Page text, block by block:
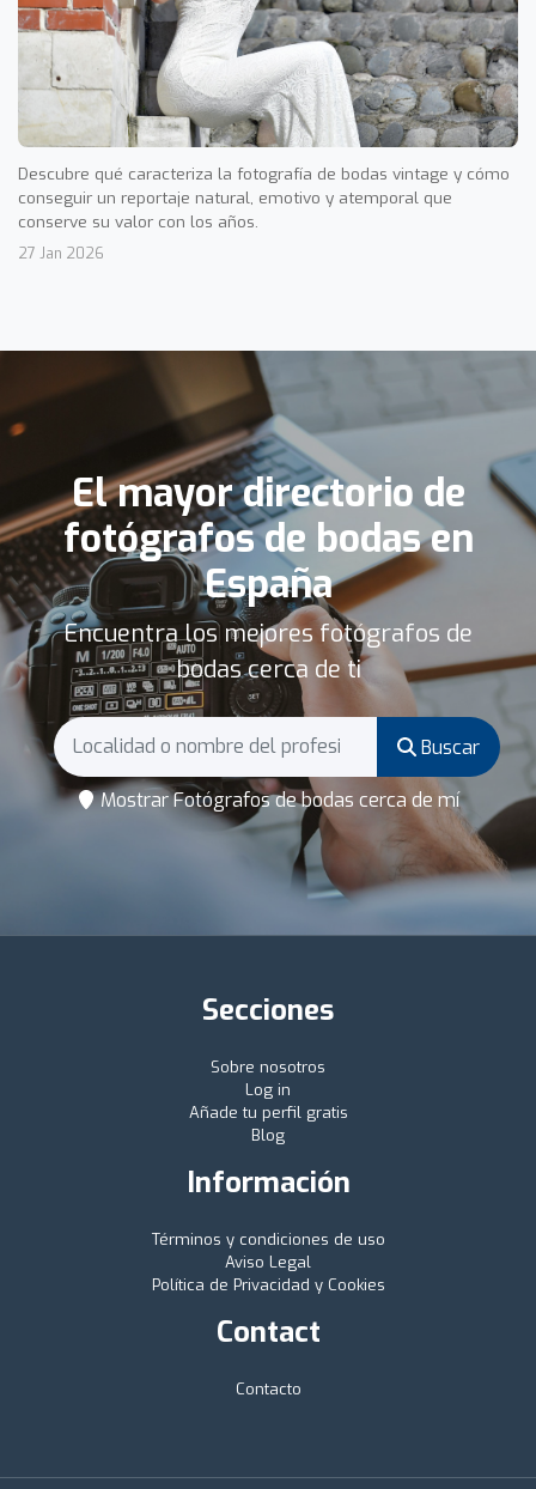
Descubre qué caracteriza la fotografía de bodas vintage y cómo
conseguir un reportaje natural, emotivo y atemporal que
conserve su valor con los años.
27 Jan 2026
El mayor directorio de
fotógrafos de bodas en
España
Encuentra los mejores fotógrafos de
bodas cerca de ti
Buscar
Mostrar Fotógrafos de bodas cerca de mí
Secciones
Sobre nosotros
Log in
Añade tu perfil gratis
Blog
Información
Términos y condiciones de uso
Aviso Legal
Política de Privacidad y Cookies
Contact
Contacto